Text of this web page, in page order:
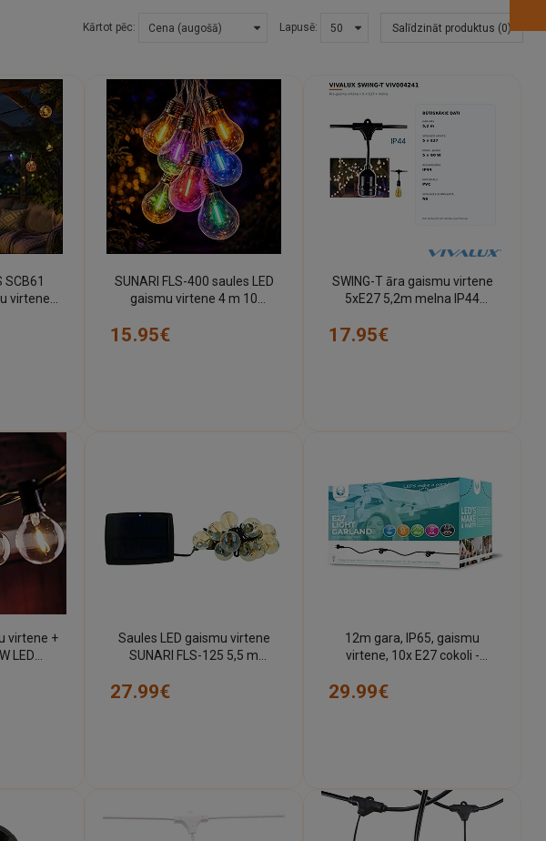
Kārtot pēc: Lapusē: Salīdzināt produktus (0)
SCB61
virtene
SUNARI FLS-400 saules LED
gaismu virtene 4 m 10
(Forever Light RTV222475)
15.95€
SWING-T āra gaismu virtene
5xE27 5,2m melna IP44
17.95€
virtene +
LED
Saules LED gaismu virtene
SUNARI FLS-125 5,5 m
(Forever Light)
27.99€
12m gara, IP65, gaismu
virtene, 10x E27 cokoli -
29.99€